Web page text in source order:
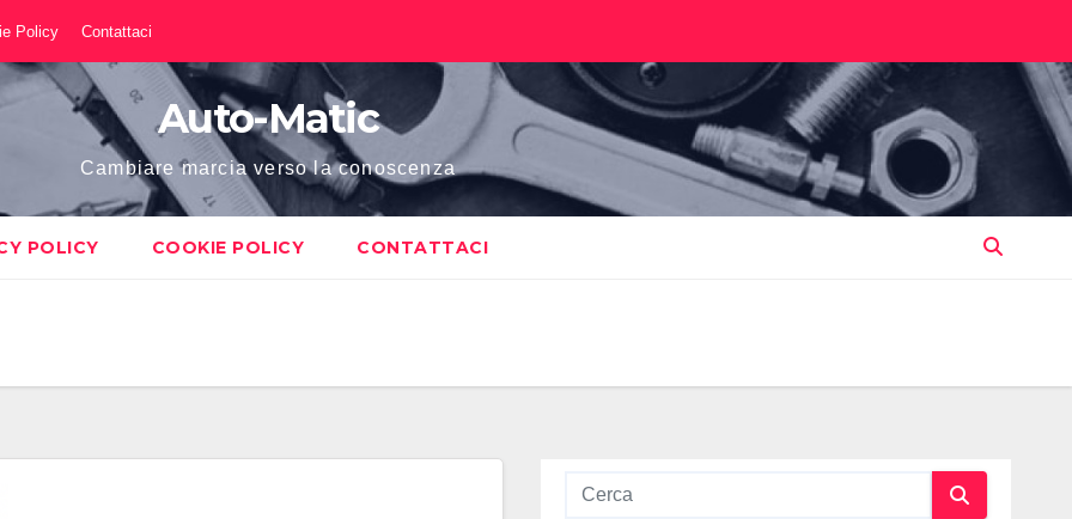
Policy Contattaci
Auto-Matic
Cambiare marcia verso la conoscenza
POLICY COOKIE POLICY CONTATTACI